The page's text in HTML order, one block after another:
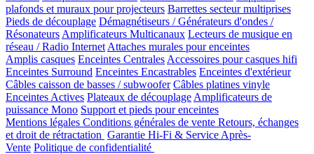
plafonds et muraux pour projecteurs Barrettes secteur multiprises
Pieds de découplage Démagnétiseurs / Générateurs d'ondes /
Résonateurs Amplificateurs Multicanaux Lecteurs de musique en
réseau / Radio Internet Attaches murales pour enceintes
Amplis casques Enceintes Centrales Accessoires pour casques hifi
Enceintes Surround Enceintes Encastrables Enceintes d'extérieur
Câbles caisson de basses / subwoofer Câbles platines vinyle
Enceintes Actives Plateaux de découplage Amplificateurs de
puissance Mono Support et pieds pour enceintes
Mentions légales Conditions générales de vente Retours, échanges
et droit de rétractation Garantie Hi-Fi & Service Après-
Vente Politique de confidentialité